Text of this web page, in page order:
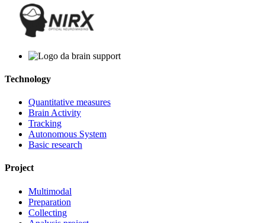
Technology
Quantitative measures
Brain Activity
Tracking
Autonomous System
Basic research
Project
Multimodal
Preparation
Collecting